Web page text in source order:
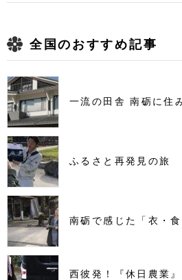
全国のおすすめ記事
一流の田舎 南砺に住
ふるさと再発見の旅
南砺で感じた「衣・食
西彼発！『休日農業